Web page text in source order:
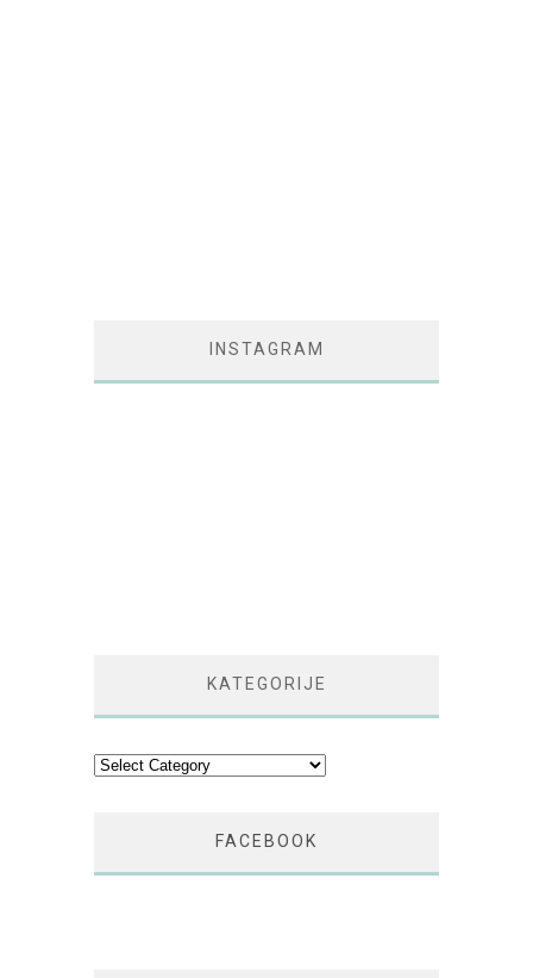
INSTAGRAM
KATEGORIJE
Kategorije
FACEBOOK